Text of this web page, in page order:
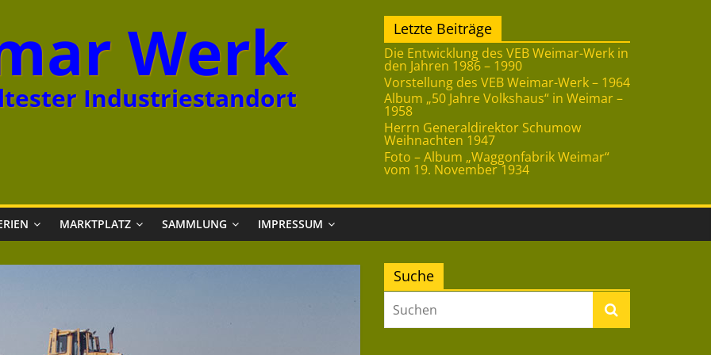
Werk
Industriestandort
Letzte Beiträge
Die Entwicklung des VEB Weimar-Werk in
den Jahren 1986 – 1990
Vorstellung des VEB Weimar-Werk – 1964
Album „50 Jahre Volkshaus“ in Weimar –
1958
Herrn Generaldirektor Schumow
Weihnachten 1947
Foto – Album „Waggonfabrik Weimar“
vom 19. November 1934
MARKTPLATZ SAMMLUNG IMPRESSUM
Suche